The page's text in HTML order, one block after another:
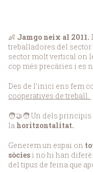
👶 Jamgo neix al 2011.
treballadores del
sector molt vertical on
cop més precàries i es
Des de l’inici ens fem
cooperatives de treball.
🧑‍🤝‍🧑 Un dels
la horitzontalitat.
Generem un espai on
sòcies i no hi han
del tipus de feina que